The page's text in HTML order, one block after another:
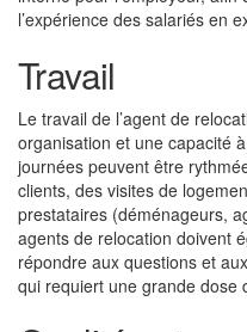
l’expérience des salariés en
Travail
Le travail de l’agent de
organisation et une capacité
journées peuvent être
clients, des visites de
prestataires (déménageurs,
agents de relocation doivent
répondre aux questions et
qui requiert une grande dose